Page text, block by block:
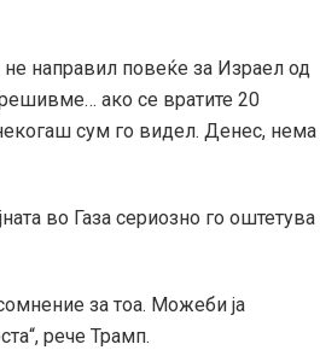
направил повеќе за Израел од
ако се вратите 20
сум го видел. Денес, нема
во Газа сериозно го оштетува
за тоа. Можеби ја
рече Трамп.